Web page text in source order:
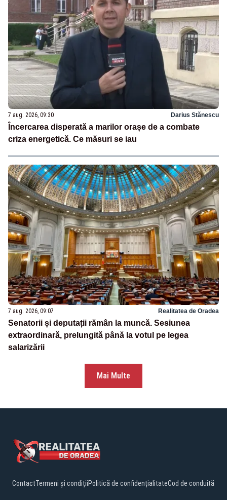
7 aug. 2026, 09:30 Darius Stănescu
Încercarea disperată a marilor orașe de a combate
criza energetică. Ce măsuri se iau
7 aug. 2026, 09:07 Realitatea de Oradea
Senatorii și deputații rămân la muncă. Sesiunea
extraordinară, prelungită până la votul pe legea
salarizării
Mai Multe
ContactTermeni și condițiiPolitică de confidențialitateCod de conduită